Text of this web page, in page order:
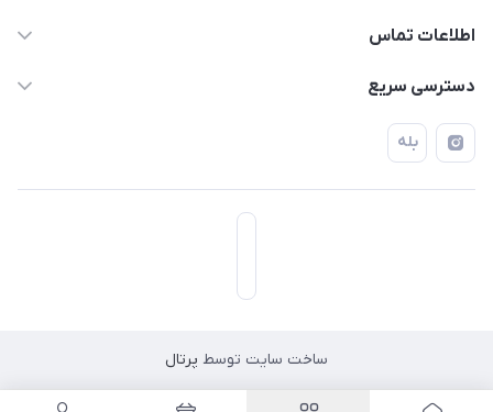
اطلاعات تماس
۰۲۱۷۷۰۶۰۰۲۸ ـ ۰۹۱۹۰۰۲۸۲۴۷
فروشگاه آبتین
مسیریابی در اپلیکیشن نشان
دسترسی سریع
حساب کاربری
بله
ساخت سایت توسط پرتال